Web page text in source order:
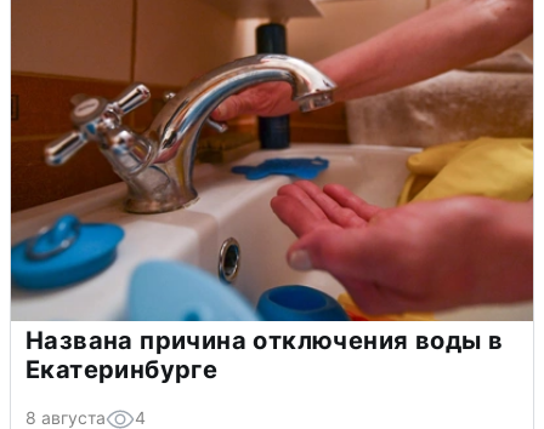
Названа причина отключения воды в
Екатеринбурге
8 августа 4